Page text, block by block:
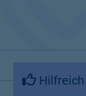
Hilfreich